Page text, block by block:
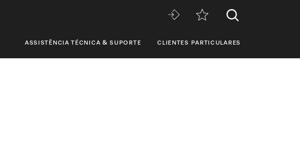
ASSISTÊNCIA TÉCNICA & SUPORTE CLIENTES PARTICULARES